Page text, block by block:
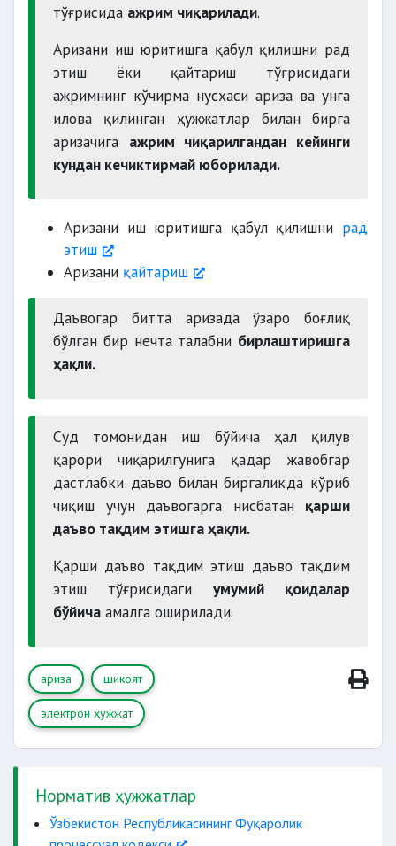
ваколатини тасдиқловчи
ҳужжатни
тўғрисида ажрим чиқарилади.
Аризани иш юритишга қабул қилишни рад
этиш ёки қайтариш тўғрисидаги
ажримнинг кўчирма нусхаси ариза ва унга
илова қилинган ҳужжатлар билан бирга
аризачига ажрим чиқарилгандан кейинги
кундан кечиктирмай юборилади.
Аризани иш юритишга қабул қилишни рад
этиш
Аризани қайтариш
Даъвогар битта аризада ўзаро боғлиқ
бўлган бир нечта талабни бирлаштиришга
ҳақли.
Суд томонидан иш бўйича ҳал қилув
қарори чиқарилгунига қадар жавобгар
дастлабки даъво билан биргаликда кўриб
чиқиш учун даъвогарга нисбатан қарши
даъво тақдим этишга ҳақли.
Қарши даъво тақдим этиш даъво тақдим
этиш тўғрисидаги умумий қоидалар
бўйича амалга оширилади.
ариза шикоят
электрон ҳужжат
Норматив ҳужжатлар
Ўзбекистон Республикасининг Фуқаролик